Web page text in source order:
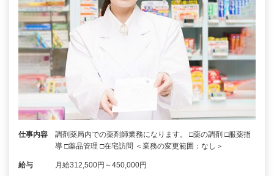
仕事内容
調剤薬局内での薬剤師業務になります。 □薬の調剤 □服薬指
導 □薬品管理 □在宅訪問 ＜業務の変更範囲：なし＞
給与 月給312,500円～450,000円